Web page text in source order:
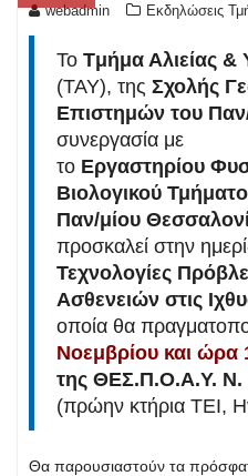
webadmin Εκδηλώσεις
Το Tμήμα Αλιείας &
(TAY), της Σχολής
Επιστημών του
συνεργασία με
το Εργαστηρίου
Βιολογικού
Παν/μίου
προσκαλεί στην
Τεχνολογίες
Ασθενειών στις
οποία θα
Νοεμβρίου και ώρα
της ΘΕΣ.Π.Ο.Α.Υ. Ν.
(πρώην κτήρια ΤΕΙ,
Θα παρουσιαστούν τα